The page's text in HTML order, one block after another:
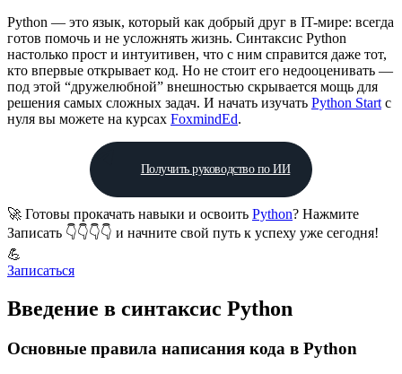
Python — это язык, который как добрый друг в IT-мире: всегда
готов помочь и не усложнять жизнь. Синтаксис Python
настолько прост и интуитивен, что с ним справится даже тот,
кто впервые открывает код. Но не стоит его недооценивать —
под этой “дружелюбной” внешностью скрывается мощь для
решения самых сложных задач. И начать изучать Python Start с
нуля вы можете на курсах FoxmindEd.
Получить руководство по ИИ
🚀 Готовы прокачать навыки и освоить Python? Нажмите
Записать 👇👇👇👇 и начните свой путь к успеху уже сегодня!
💪
Записаться
Введение в синтаксис Python
Основные правила написания кода в Python